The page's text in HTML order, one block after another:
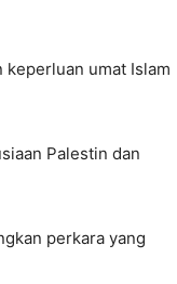
keperluan umat Islam
Palestin dan
perkara yang